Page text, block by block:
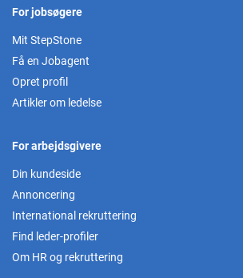
For jobsøgere
Mit StepStone
Få en Jobagent
Opret profil
Artikler om ledelse
For arbejdsgivere
Din kundeside
Annoncering
International rekruttering
Find leder-profiler
Om HR og rekruttering